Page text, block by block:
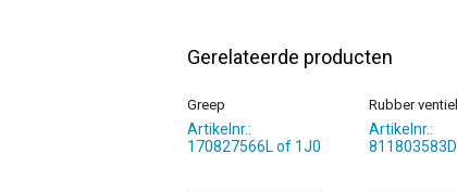
Gerelateerde producten
Greep
Artikelnr.:
170827566L of 1J0
Rubber ventiel
Artikelnr.:
811803583D